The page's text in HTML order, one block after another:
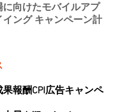
に向けたモバイルアプ
イング キャンペーン計
報酬CPI広告キャンペ